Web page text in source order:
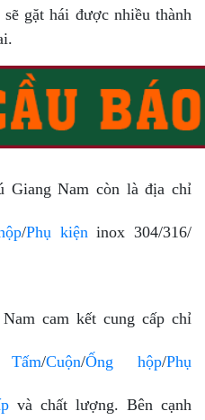
gặt hái được nhiều thành
Giang Nam còn là địa chỉ
/Phụ kiện inox 304/316/
cam kết cung cấp chỉ
Tấm/Cuộn/Ống hộp/Phụ
và chất lượng. Bên cạnh